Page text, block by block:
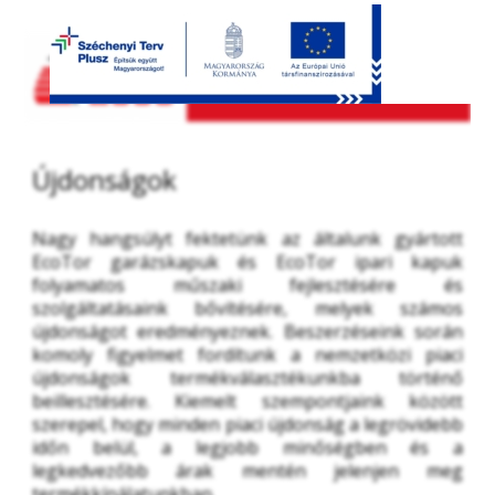
Újdonságok
Nagy hangsúlyt fektetünk az általunk gyártott
EcoTor garázskapuk és EcoTor ipari kapuk
folyamatos műszaki fejlesztésére és
szolgáltatásaink bővítésére, melyek számos
újdonságot eredményeznek. Beszerzéseink során
komoly figyelmet fordítunk a nemzetközi piaci
újdonságok termékválasztékunkba történő
beillesztésére. Kiemelt szempontjaink között
szerepel, hogy minden piaci újdonság a legrövidebb
időn belül, a legjobb minőségben és a
legkedvezőbb árak mentén jelenjen meg